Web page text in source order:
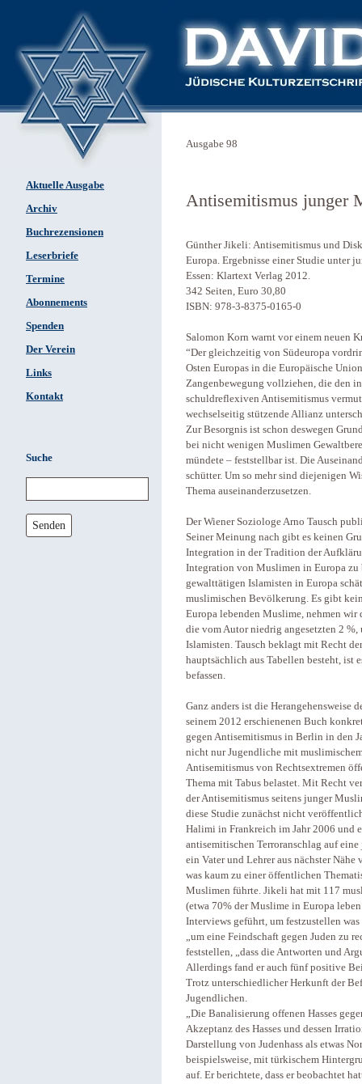
Aktuelle Ausgabe
Archiv
Buchrezensionen
Leserbriefe
Termine
Abonnements
Spenden
Der Verein
Links
Kontakt
Suche
Senden
Ausgabe 98
Antisemitismus junger
Günther Jikeli: Antisemitismus und
Europa. Ergebnisse einer Studie unter
Essen: Klartext Verlag 2012.
342 Seiten, Euro 30,80
ISBN: 978-3-8375-0165-0
Salomon Korn warnt vor einem neuen
“Der gleichzeitig von Südeuropa
Osten Europas in die Europäische
Zangenbewegung vollziehen, die den
schuldreflexiven Antisemitismus
wechselseitig stützende Allianz
Zur Besorgnis ist schon deswegen
bei nicht wenigen Muslimen
mündete – feststellbar ist. Die
schütter. Um so mehr sind diejenigen
Thema auseinanderzusetzen.
Der Wiener Soziologe Arno Tausch
Seiner Meinung nach gibt es keinen
Integration in der Tradition der
Integration von Muslimen in Europa zu
gewalttätigen Islamisten in Europa
muslimischen Bevölkerung. Es gibt
Europa lebenden Muslime, nehmen
die vom Autor niedrig angesetzten 2
Islamisten. Tausch beklagt mit Recht
hauptsächlich aus Tabellen besteht, ist
befassen.
Ganz anders ist die Herangehensweise
seinem 2012 erschienenen Buch
gegen Antisemitismus in Berlin in den
nicht nur Jugendliche mit
Antisemitismus von Rechtsextremen
Thema mit Tabus belastet. Mit Recht
der Antisemitismus seitens junger
diese Studie zunächst nicht
Halimi in Frankreich im Jahr 2006 und
antisemitischen Terroranschlag auf
ein Vater und Lehrer aus nächster
was kaum zu einer öffentlichen
Muslimen führte. Jikeli hat mit 117
(etwa 70% der Muslime in Europa
Interviews geführt, um festzustellen
„um eine Feindschaft gegen Juden zu
feststellen, „dass die Antworten und
Allerdings fand er auch fünf positive
Trotz unterschiedlicher Herkunft der
Jugendlichen.
„Die Banalisierung offenen Hasses
Akzeptanz des Hasses und dessen
Darstellung von Judenhass als etwas
beispielsweise, mit türkischem
auf. Er berichtete, dass er beobachtet